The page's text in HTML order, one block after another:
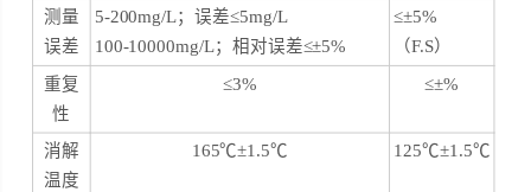
测量
误差
5-200mg/L；误差≤5mg/L
100-10000mg/L；相对误差≤±5%
≤±5%
（F.S）
重复
性
≤3% ≤±%
消解
温度
165℃±1.5℃ 125℃±1.5℃